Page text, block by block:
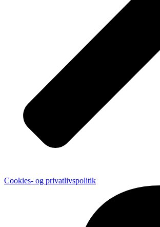
Cookies- og privatlivspolitik